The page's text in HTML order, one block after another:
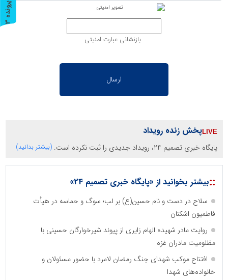
بازنشانی عبارت امنیتی
پخش زنده رویداد
پایگاه خبری تصمیم 24، رویداد جدیدی را ثبت نکرده است. (بیشتر بدانید)
::بیشتر بخوانید از «پایگاه خبری تصمیم 24»
سلاح در دست و نام حسین(ع) بر لب؛ سوگ و حماسه در هیأت
فاطمیون اشکنان
روایت مادر شهیده الهام زایری از پیوند شیرخوارگان حسینی با
مظلومیت مادران غزه
افتتاح موکب شهدای جنگ رمضان لامرد با حضور مسئولان و
خانواده‌های شهدا
پ
ر
و
ن
د
ه
3